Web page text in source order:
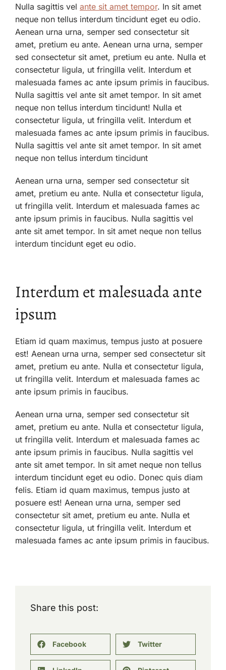
Nulla sagittis vel ante sit amet tempor. In sit amet
neque non tellus interdum tincidunt eget eu odio.
Aenean urna urna, semper sed consectetur sit
amet, pretium eu ante. Aenean urna urna, semper
sed consectetur sit amet, pretium eu ante. Nulla et
consectetur ligula, ut fringilla velit. Interdum et
malesuada fames ac ante ipsum primis in faucibus.
Nulla sagittis vel ante sit amet tempor. In sit amet
neque non tellus interdum tincidunt! Nulla et
consectetur ligula, ut fringilla velit. Interdum et
malesuada fames ac ante ipsum primis in faucibus.
Nulla sagittis vel ante sit amet tempor. In sit amet
neque non tellus interdum tincidunt
Aenean urna urna, semper sed consectetur sit
amet, pretium eu ante. Nulla et consectetur ligula,
ut fringilla velit. Interdum et malesuada fames ac
ante ipsum primis in faucibus. Nulla sagittis vel
ante sit amet tempor. In sit amet neque non tellus
interdum tincidunt eget eu odio.
Interdum et malesuada ante
ipsum
Etiam id quam maximus, tempus justo at posuere
est! Aenean urna urna, semper sed consectetur sit
amet, pretium eu ante. Nulla et consectetur ligula,
ut fringilla velit. Interdum et malesuada fames ac
ante ipsum primis in faucibus.
Aenean urna urna, semper sed consectetur sit
amet, pretium eu ante. Nulla et consectetur ligula,
ut fringilla velit. Interdum et malesuada fames ac
ante ipsum primis in faucibus. Nulla sagittis vel
ante sit amet tempor. In sit amet neque non tellus
interdum tincidunt eget eu odio. Donec quis diam
felis. Etiam id quam maximus, tempus justo at
posuere est! Aenean urna urna, semper sed
consectetur sit amet, pretium eu ante. Nulla et
consectetur ligula, ut fringilla velit. Interdum et
malesuada fames ac ante ipsum primis in faucibus.
Share this post:
Facebook Twitter